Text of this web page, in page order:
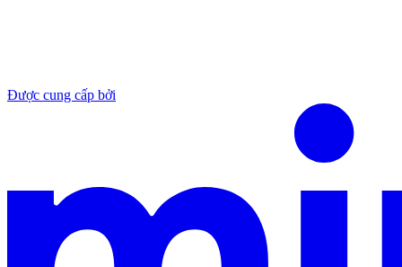
Được cung cấp bởi